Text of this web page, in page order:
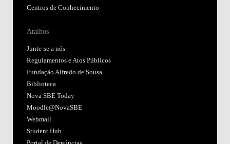
Centros de Conhecimento
Atalhos
Junte-se a nós
Regulamentos e Atos Públicos
Fundação Alfredo de Sousa
Biblioteca
Nova SBE Today
Moodle@NovaSBE
Webmail
Student Hub